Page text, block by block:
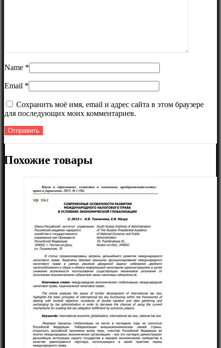
Name *
Email *
Сохранить моё имя, email и адрес сайта в этом браузере
для последующих моих комментариев.
Похожие товары